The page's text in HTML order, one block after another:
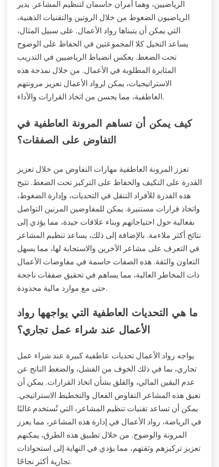
الرياضيين، وهما أمران حاسمان لتنظيم المشاعر. يدير
الرياضيون الضغوط من خلال الروتين والتقنيات الذهنية،
التي يمكن أن يتبناها رواد الأعمال. على سبيل المثال،
يساعد التخيل كلا المجموعتين في الحفاظ على الوضوح
تحت الضغط. يعكس انضباط الرياضيين في التدريب
المثابرة المطلوبة في الأعمال. من خلال نمذجة هذه
الاستراتيجيات، يمكن لرواد الأعمال تعزيز مرونتهم
العاطفية، مما يحسن من اتخاذ القرارات والأداء.
كيف يمكن أن تساهم المرونة العاطفية في
التفاوض على الصفقات؟
تعزز المرونة العاطفية مهارات التفاوض من خلال تعزيز
القدرة على التكيف والحفاظ على التركيز تحت الضغط. تتيح
هذه القدرة للأفراد التنقل في التحديات، وإدارة الضغوط،
واتخاذ قرارات مستنيرة. يمكن للمفاوضين المرنين التواصل
بفعالية حول احتياجاتهم وبناء علاقات جيدة، مما يؤدي إلى
نتائج أكثر ملاءمة. بالإضافة إلى ذلك، يساعد تنظيم المشاعر
في التعرف على مشاعر الآخرين والاستجابة لها، مما يسهل
التعاون والثقة. هذه الصفات حاسمة في مفاوضات الأعمال
ذات المخاطر العالية، مما يساهم في تحقيق صفقات ناجحة
حتى مع موارد مالية محدودة.
ما هي التحديات العاطفية التي يواجهها رواد
الأعمال عند شراء عمل تجاري؟
يواجه رواد الأعمال تحديات عاطفية كبيرة عند شراء عمل
تجاري، بما في ذلك الخوف من الفشل، والضغط الناتج عن
عدم اليقين المالي، والقلق بشأن اتخاذ القرارات. يمكن أن
تعيق هذه المشاعر التفاوض الفعال والتخطيط الاستراتيجي.
يمكن أن تساعد تقنيات تنظيم المشاعر، التي تُستخدم غالبًا
في الرياضة، رواد الأعمال في إدارة هذه المشاعر، مما يعزز
المرونة والوضوح. من خلال تطبيق هذه الطرق، يمكنهم
تعزيز تركيزهم وثقتهم، مما يؤدي في النهاية إلى استحواذات
تجارية أكثر نجاحًا.